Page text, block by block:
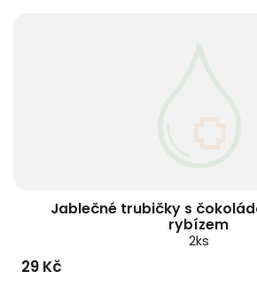
Jablečné trubičky s
rybízem
2ks
29 Kč